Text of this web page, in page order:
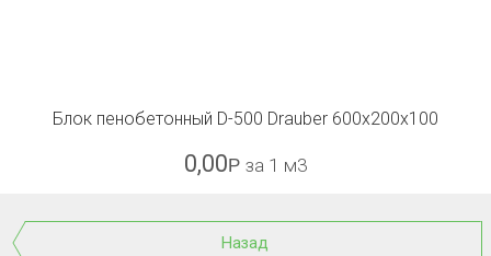
Блок пенобетонный D-500 Drauber 600x200x100
0,00Р за 1 м3
Назад